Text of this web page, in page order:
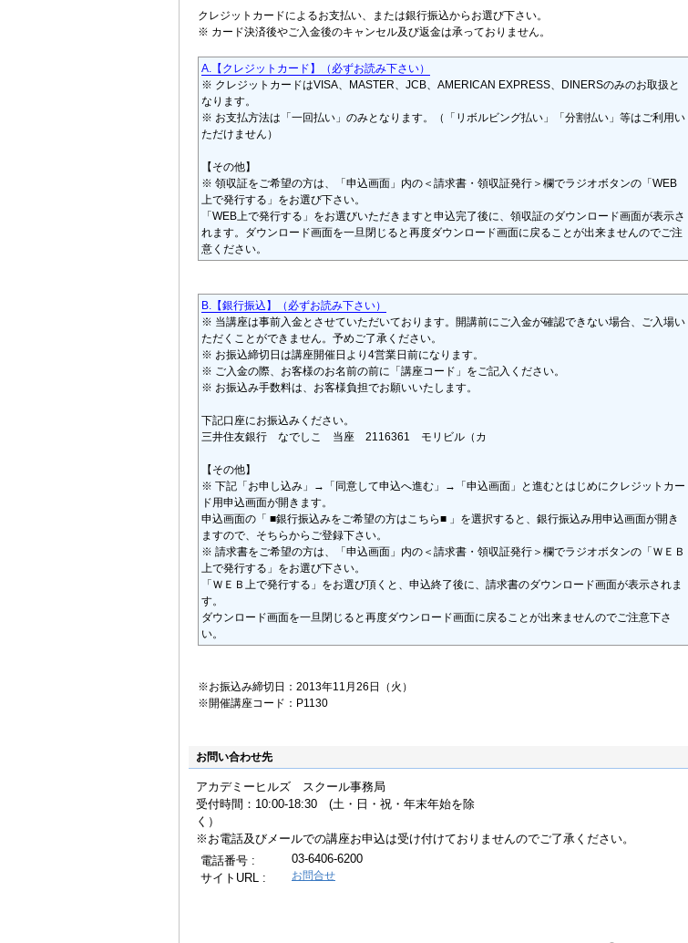
クレジットカードによるお支払い、または銀行振込からお選び下さい。
※ カード決済後やご入金後のキャンセル及び返金は承っておりません。
A.【クレジットカード】（必ずお読み下さい）
※ クレジットカードはVISA、MASTER、JCB、AMERICAN EXPRESS、DINERSのみのお取扱と
なります。
※ お支払方法は「一回払い」のみとなります。（「リボルビング払い」「分割払い」等はご利用い
ただけません）
【その他】
※ 領収証をご希望の方は、「申込画面」内の＜請求書・領収証発行＞欄でラジオボタンの「WEB
上で発行する」をお選び下さい。
「WEB上で発行する」をお選びいただきますと申込完了後に、領収証のダウンロード画面が表示さ
れます。ダウンロード画面を一旦閉じると再度ダウンロード画面に戻ることが出来ませんのでご注
意ください。
B.【銀行振込】（必ずお読み下さい）
※ 当講座は事前入金とさせていただいております。開講前にご入金が確認できない場合、ご入場い
ただくことができません。予めご了承ください。
※ お振込締切日は講座開催日より4営業日前になります。
※ ご入金の際、お客様のお名前の前に「講座コード」をご記入ください。
※ お振込み手数料は、お客様負担でお願いいたします。
下記口座にお振込みください。
三井住友銀行 なでしこ 当座 2116361 モリビル（カ
【その他】
※ 下記「お申し込み」→「同意して申込へ進む」→「申込画面」と進むとはじめにクレジットカー
ド用申込画面が開きます。
申込画面の「 ■銀行振込みをご希望の方はこちら■ 」を選択すると、銀行振込み用申込画面が開き
ますので、そちらからご登録下さい。
※ 請求書をご希望の方は、「申込画面」内の＜請求書・領収証発行＞欄でラジオボタンの「ＷＥＢ
上で発行する」をお選び下さい。
「ＷＥＢ上で発行する」をお選び頂くと、申込終了後に、請求書のダウンロード画面が表示されま
す。
ダウンロード画面を一旦閉じると再度ダウンロード画面に戻ることが出来ませんのでご注意下さ
い。
※お振込み締切日：2013年11月26日（火）
※開催講座コード：P1130
お問い合わせ先
アカデミーヒルズ スクール事務局
受付時間：10:00-18:30 (土・日・祝・年末年始を除
く）
※お電話及びメールでの講座お申込は受け付けておりませんのでご了承ください。
電話番号 :
03-6406-6200
サイトURL :
お問合せ